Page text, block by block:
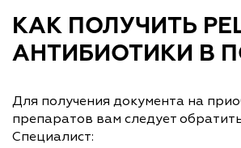
КАК ПОЛУЧИТЬ
АНТИБИОТИКИ В
Для получения документа на
препаратов вам следует
Специалист: